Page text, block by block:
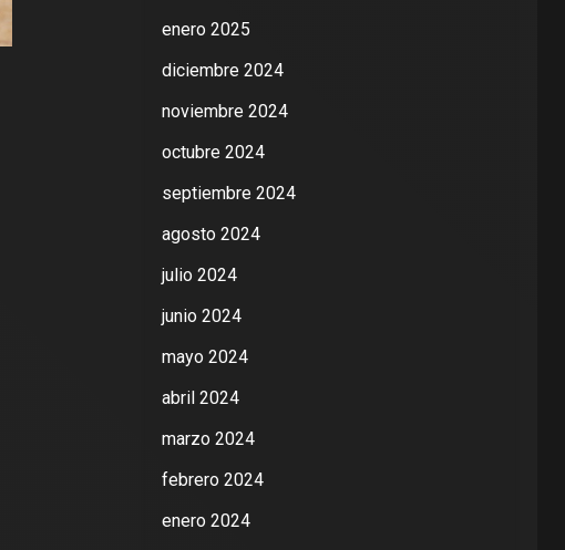
enero 2025
diciembre 2024
noviembre 2024
octubre 2024
septiembre 2024
agosto 2024
julio 2024
junio 2024
mayo 2024
abril 2024
marzo 2024
febrero 2024
enero 2024